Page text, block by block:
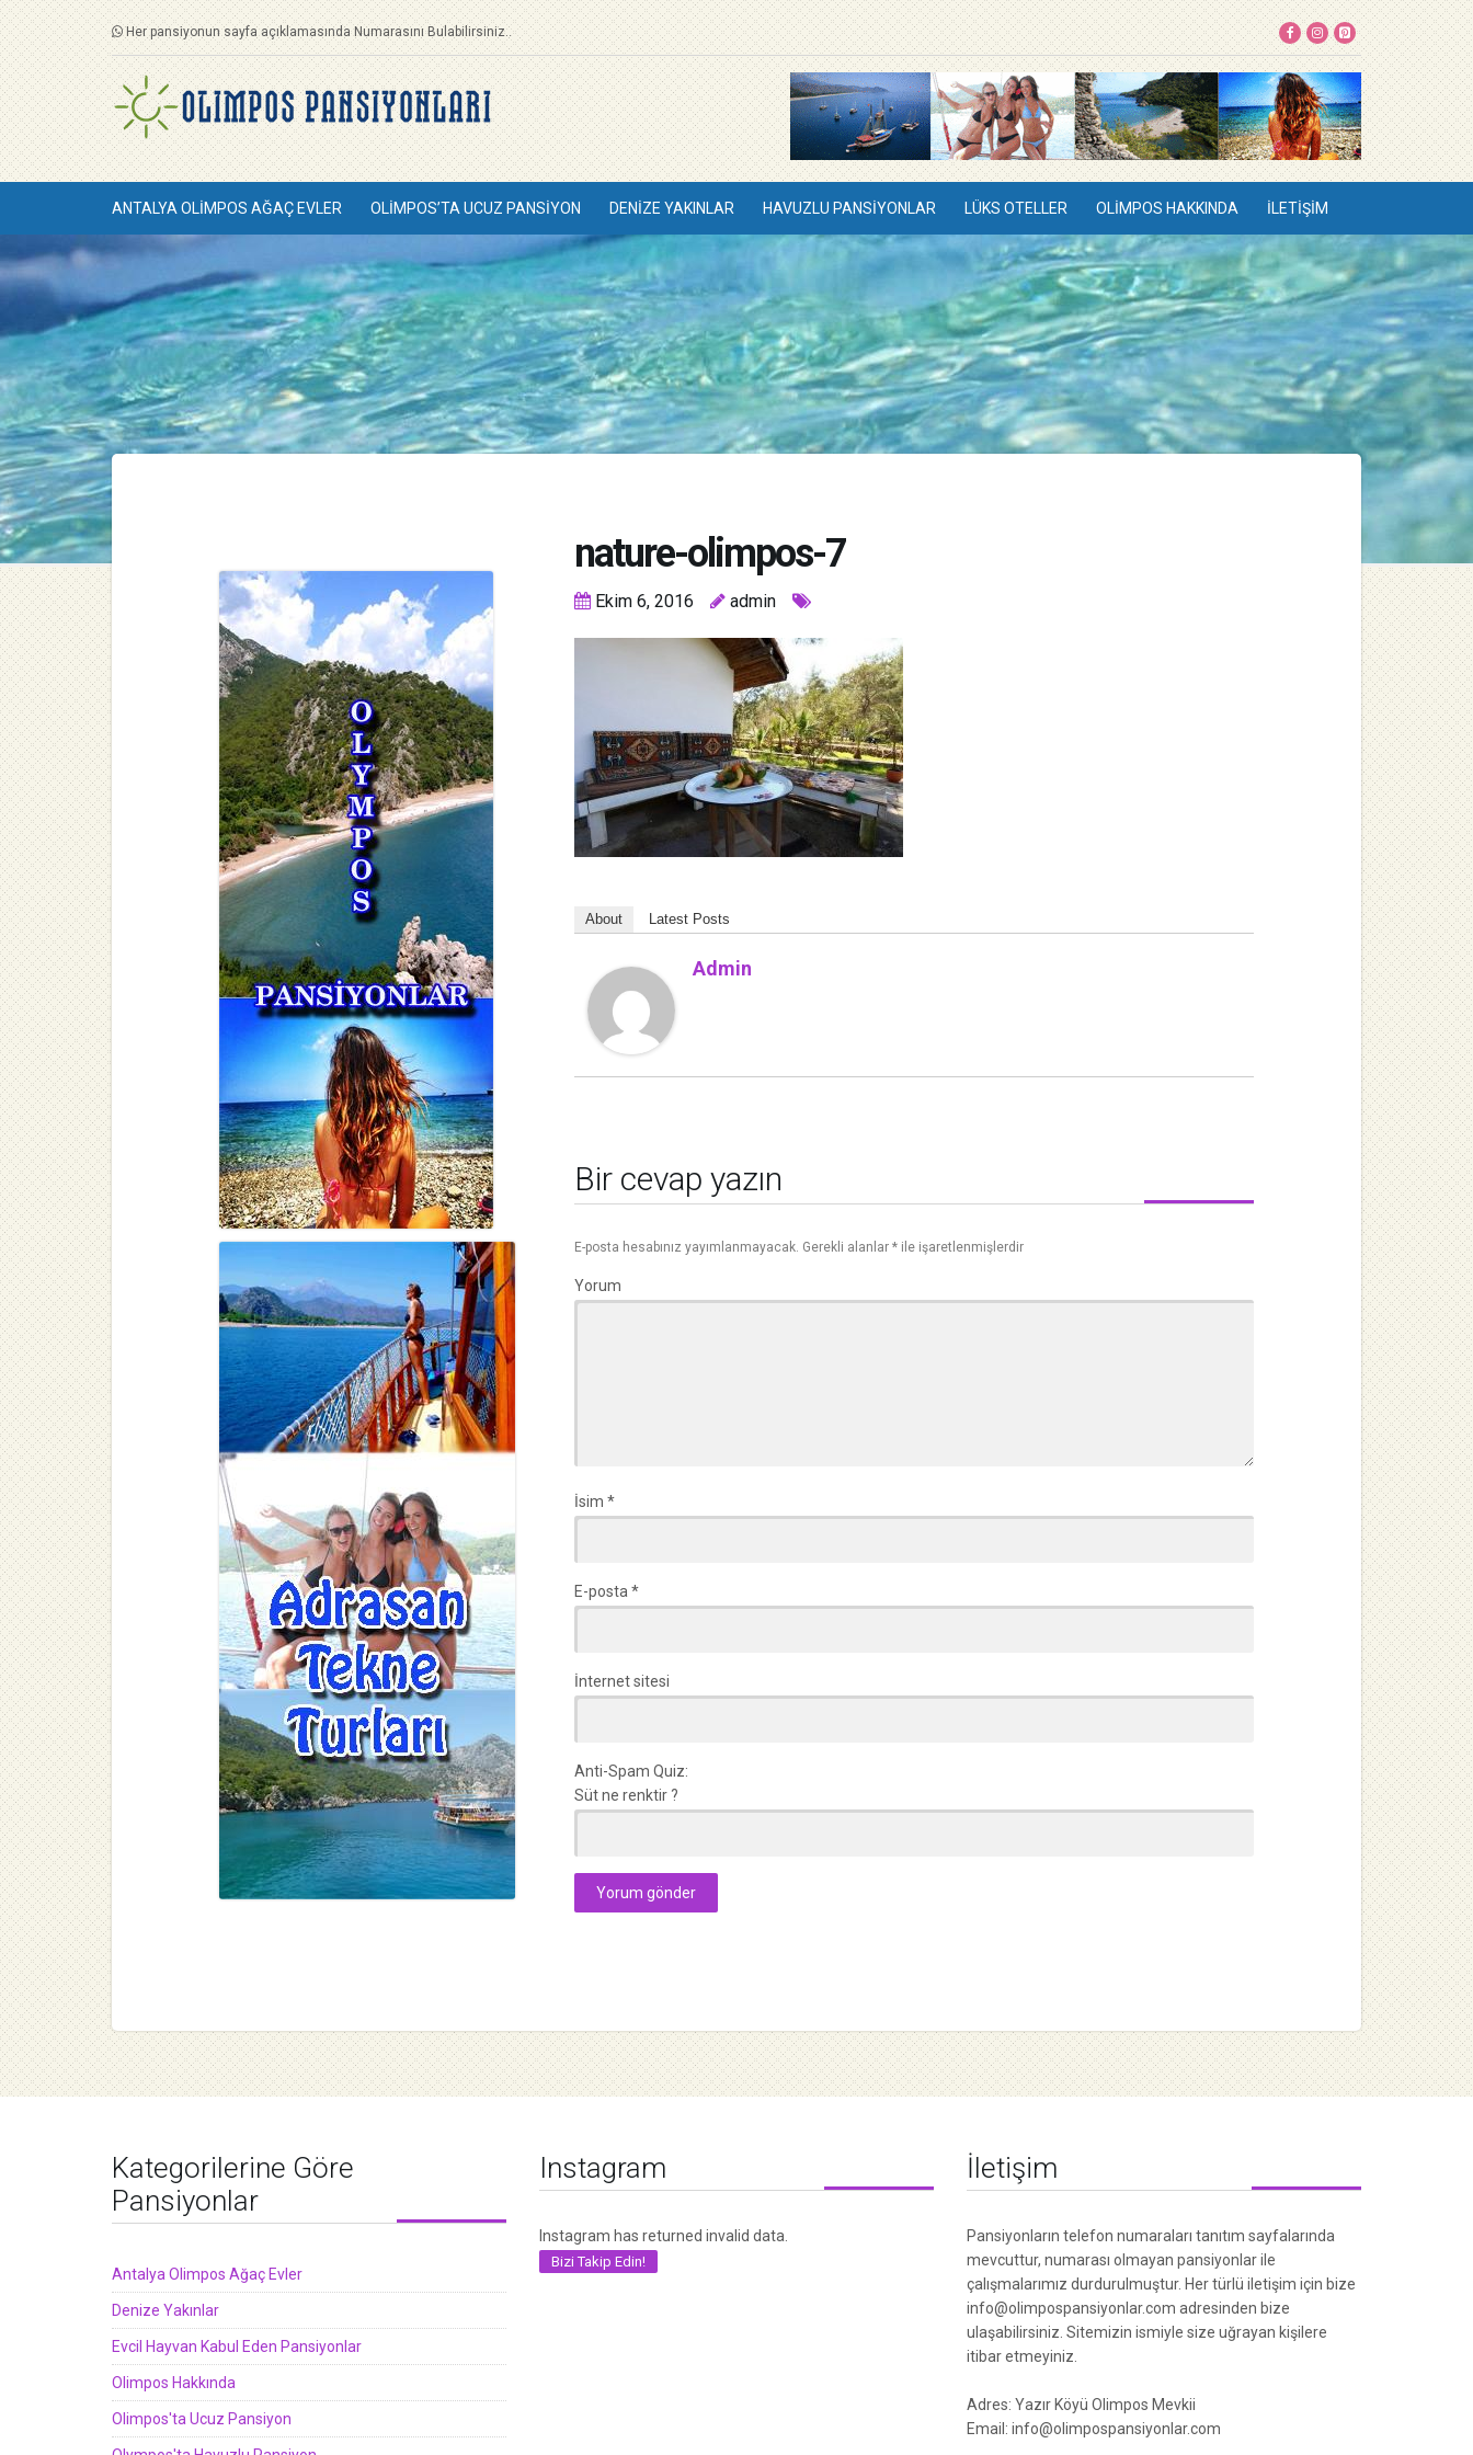
Her pansiyonun sayfa açıklamasında Numarasını Bulabilirsiniz..
ANTALYA OLIMPOS AĞAÇ EVLER OLIMPOS’TA UCUZ PANSIYON DENIZE YAKINLAR HAVUZLU PANSIYONLAR LÜKS OTELLER OLIMPOS HAKKINDA İLETIŞIM
nature-olimpos-7
Ekim 6, 2016 admin
About Latest Posts
Admin
Bir cevap yazın
E-posta hesabınız yayımlanmayacak. Gerekli alanlar* ile işaretlenmişlerdir
Yorum
İsim*
E-posta*
İnternet sitesi
Anti-Spam Quiz:
Süt ne renktir ?
Kategorilerine Göre
Pansiyonlar
Antalya Olimpos Ağaç Evler
Denize Yakınlar
Evcil Hayvan Kabul Eden Pansiyonlar
Olimpos Hakkında
Olimpos'ta Ucuz Pansiyon
Instagram
Instagram has returned invalid data.
Bizi Takip Edin!
İletişim
Pansiyonların telefon numaraları tanıtım sayfalarında
mevcuttur, numarası olmayan pansiyonlar ile
çalışmalarımız durdurulmuştur. Her türlü iletişim için bize
info@olimpospansiyonlar.com adresinden bize
ulaşabilirsiniz. Sitemizin ismiyle size uğrayan kişilere
itibar etmeyiniz.
Adres: Yazır Köyü Olimpos Mevkii
Email: info@olimpospansiyonlar.com